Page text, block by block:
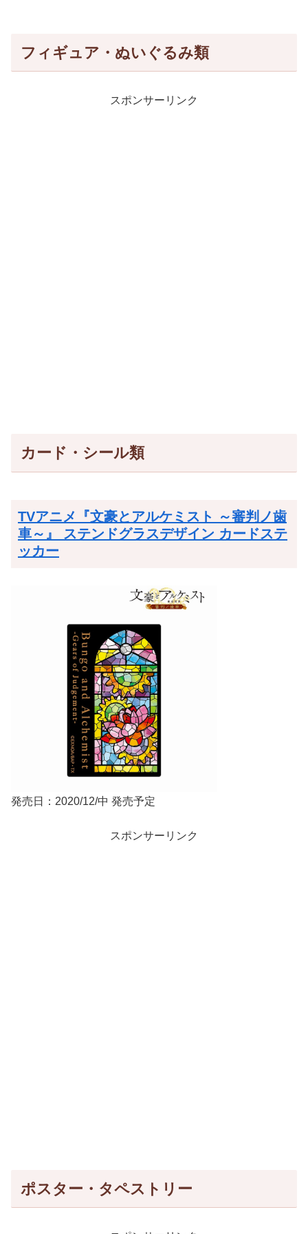
フィギュア・ぬいぐるみ類
スポンサーリンク
カード・シール類
TVアニメ『文豪とアルケミスト ～審判ノ歯
車～』 ステンドグラスデザイン カードステ
ッカー
発売日：2020/12/中 発売予定
スポンサーリンク
ポスター・タペストリー